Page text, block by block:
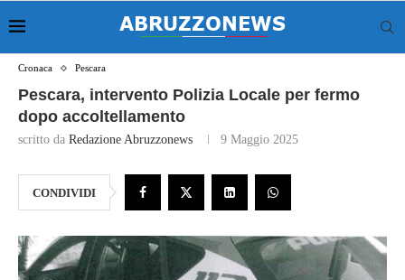
Cronaca Pescara
Pescara, intervento Polizia Locale per fermo
dopo accoltellamento
scritto da Redazione Abruzzonews 9 Maggio 2025
CONDIVIDI